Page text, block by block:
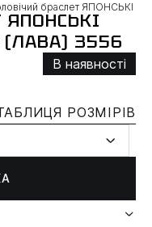
браслет ЯПОНСЬКІ
(ЛАВА) 3556
В наявності
РОЗМІРІВ